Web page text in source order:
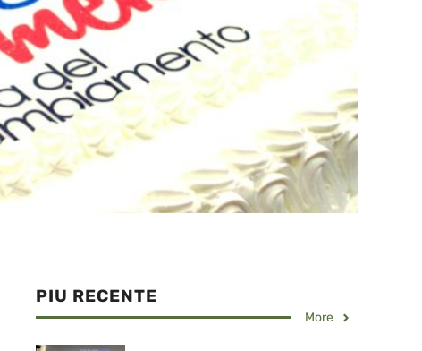
PIU RECENTE
More